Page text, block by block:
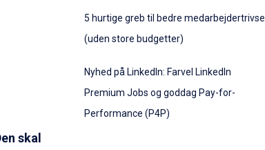
skal
5 hurtige greb til bedre medarbejdertrivsel
(uden store budgetter)
Nyhed på LinkedIn: Farvel LinkedIn
Premium Jobs og goddag Pay-for-
Performance (P4P)